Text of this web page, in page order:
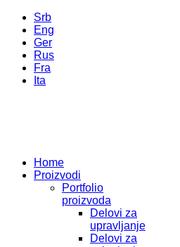
Srb
Eng
Ger
Rus
Fra
Ita
Home
Proizvodi
Portfolio
proizvoda
Delovi za
upravljanje
Delovi za